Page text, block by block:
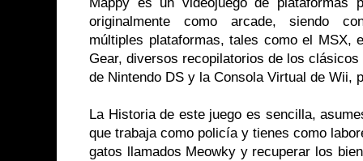
originalmente como arcade, siendo
múltiples plataformas, tales como el MSX,
Gear, diversos recopilatorios de los
de Nintendo DS y la Consola Virtual de Wii,
La Historia de este juego es sencilla,
que trabaja como policía y tienes como
gatos llamados Meowky y recuperar los